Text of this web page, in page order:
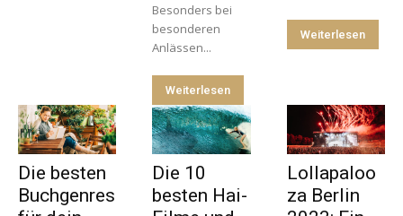
Besonders bei
besonderen
Anlässen...
Weiterlesen
Weiterlesen
Die besten
Buchgenres
Die 10
besten Hai-
Lollapaloo
za Berlin